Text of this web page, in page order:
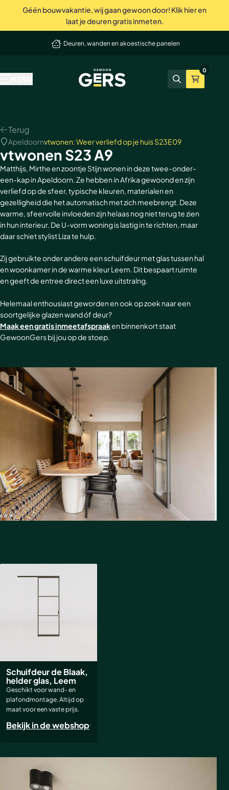
Géén bouwvakantie, wij gaan gewoon door! Klik hier en
laat je deuren gratis inmeten.
Deuren, wanden en akoestische panelen
Niet tevreden? Geld terug
GewoonGers
Zoeken
0
Onze producten
Alle producten
Taatsdeuren
Schuifdeuren
Deur- wand combinaties
Wanden
Akoestische panelen
Kleurstalen akoestische panelen
Sample sale
Accessoires
Inspiratie & advies
Binnenkijken
Advies video's
Stalen deuren
Stalen opdekdeuren
Stalen taatsdeuren
Stalen schuifdeuren
Stalen wanden
Stalen binnendeuren
Akoestische panelen
GewoonGers deuren outlet
Bekend van tv
vtwonen
Wij zijn Gers
Waarom GewoonGers
Wij zijn GewoonGers
Team
Vacatures
Contact
Neem contact op
Afspraak aan huis
Offerte aanvragen
Showrooms
Showrooms
Showroom & fabriek Vlaardingen
Terug
Apeldoornvtwonen: Weer verliefd op je huis S23E09
vtwonen S23 A9
Matthijs, Mirthe en zoontje Stijn wonen in deze twee-onder-
een-kap in Apeldoorn. Ze hebben in Afrika gewoond en zijn
verliefd op de sfeer, typische kleuren, materialen en
gezelligheid die het automatisch met zich meebrengt. Deze
warme, sfeervolle invloeden zijn helaas nog niet terug te zien
in hun interieur. De U-vorm woning is lastig in te richten, maar
daar schiet stylist Liza te hulp.
Zij gebruikte onder andere een schuifdeur met glas tussen hal
en woonkamer in de warme kleur Leem. Dit bespaart ruimte
en geeft de entree direct een luxe uitstralng.
Helemaal enthousiast geworden en ook op zoek naar een
soortgelijke glazen wand óf deur?
Maak een gratis inmeetafspraaken binnenkort staat
GewoonGers bij jou op de stoep.
Schuifdeur de Blaak,
helder glas, Leem
Geschikt voor wand- en
plafondmontage. Altijd op
maat voor een vaste prijs.
Bekijk in de webshop